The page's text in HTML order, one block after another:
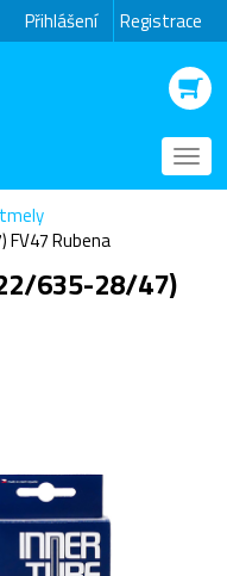
Přihlášení Registrace
Rubena
635-28/47)